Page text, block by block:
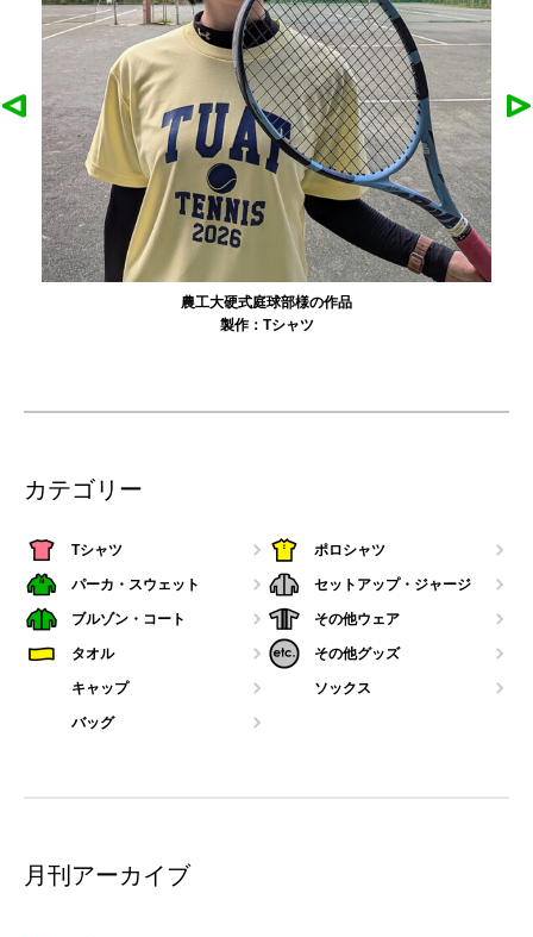
農工大硬式庭球部様の作品
製作： Tシャツ
カテゴリー
Tシャツ ポロシャツ
パーカ・スウェット セットアップ・ジャージ
ブルゾン・コート その他ウェア
タオル その他グッズ
キャップ ソックス
バッグ
月刊アーカイブ